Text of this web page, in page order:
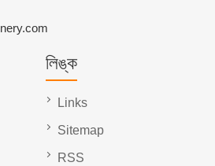
লিঙ্ক
Links
Sitemap
RSS